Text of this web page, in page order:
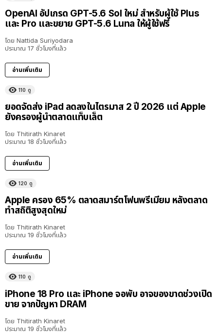
OpenAI อัปเกรด GPT-5.6 Sol ใหม่ สำหรับผู้ใช้ Plus
และ Pro และขยาย GPT-5.6 Luna ให้ผู้ใช้ฟรี
โดย Nattida Suriyodara
ประมาณ 17 ชั่วโมงที่แล้ว
อ่านเพิ่มเติม
110 ดู
ยอดจัดส่ง iPad ลดลงในไตรมาส 2 ปี 2026 แต่ Apple
ยังครองผู้นำตลาดแท็บเล็ต
โดย Thitirath Kinaret
ประมาณ 18 ชั่วโมงที่แล้ว
อ่านเพิ่มเติม
120 ดู
Apple ครอง 65% ตลาดสมาร์ตโฟนพรีเมียม หลังตลาด
ทำสถิติสูงสุดใหม่
โดย Thitirath Kinaret
ประมาณ 19 ชั่วโมงที่แล้ว
อ่านเพิ่มเติม
110 ดู
iPhone 18 Pro และ iPhone จอพับ อาจของขาดช่วงเปิด
ขาย จากปัญหา DRAM
โดย Thitirath Kinaret
ประมาณ 19 ชั่วโมงที่แล้ว